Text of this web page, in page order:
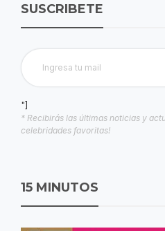
SUSCRIBETE
"]
* Recibirás las últimas noticias y
celebridades favoritas!
15 MINUTOS